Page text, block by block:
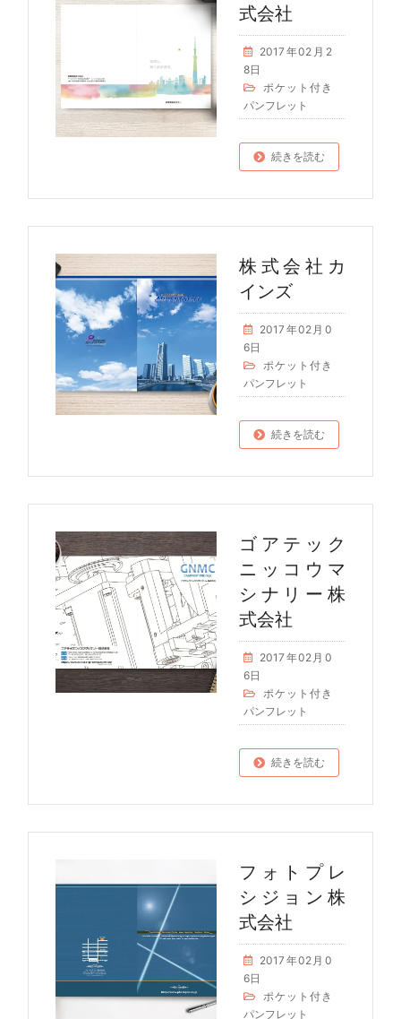
式会社
2017年02月2
8日
ポケット付き
パンフレット
続きを読む
株式会社カ
インズ
2017年02月0
6日
ポケット付き
パンフレット
続きを読む
ゴアテック
ニッコウマ
シナリー株
式会社
2017年02月0
6日
ポケット付き
パンフレット
続きを読む
フォトプレ
シジョン株
式会社
2017年02月0
6日
ポケット付き
パンフレット